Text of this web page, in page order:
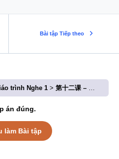
Bài tập Tiếp theo
trình Nghe 1 第十二课 – 我要去成都开会 (Bài 12: Tôi sẽ đi họp ở Thành Đô)
án đúng.